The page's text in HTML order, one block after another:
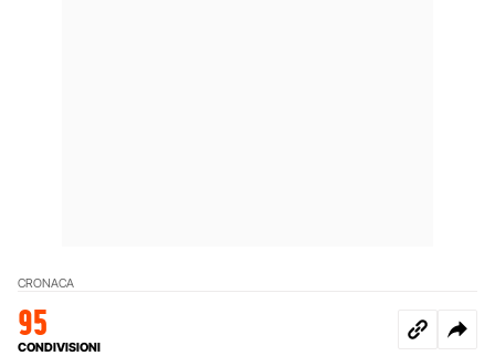
CRONACA
95
CONDIVISIONI